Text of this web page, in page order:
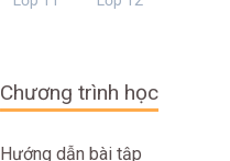
Chương trình học
Hướng dẫn bài tập